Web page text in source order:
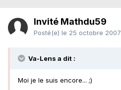
Invité Mathdu59
Posté(e) le 25 octobre 2007
Va-Lens a dit :
Moi je le suis encore... ;)